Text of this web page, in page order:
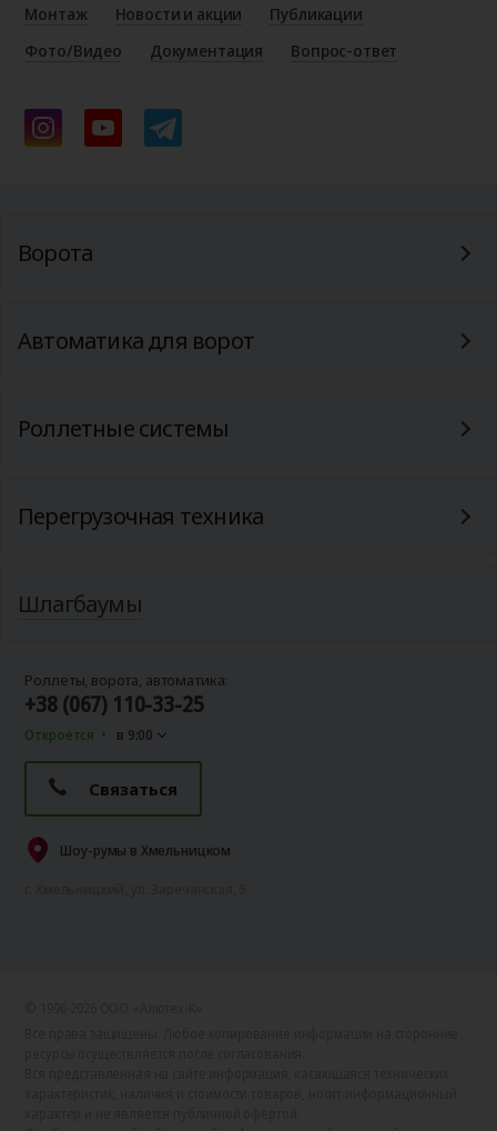
Монтаж
Новости и акции
Публикации
Фото/Видео
Документация Вопрос-ответ
Ворота
Автоматика для ворот
Роллетные системы
Перегрузочная техника
Шлагбаумы
Роллеты, ворота, автоматика:
+38 (067) 110-33-25
Откроется в 9:00
Связаться
Шоу-румы в Хмельницком